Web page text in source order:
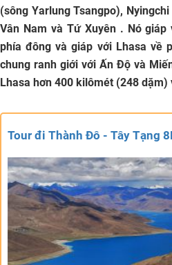
(sông Yarlung Tsangpo),
Vân Nam và Tứ Xuyên . Nó giáp
phía đông và giáp với Lhasa về
chung ranh giới với Ấn Độ và
Lhasa hơn 400 kilômét (248 dặm)
Tour đi Thành Đô - Tây Tạng